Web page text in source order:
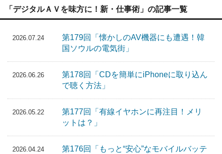
「デジタルＡＶを味方に！新・仕事術」の記事一覧
2026.07.24
第179回「懐かしのAV機器にも遭遇！韓
国ソウルの電気街」
2026.06.26
第178回「CDを簡単にiPhoneに取り込ん
で聴く方法」
2026.05.22
第177回「有線イヤホンに再注目！メリ
ットは？」
2026.04.24
第176回「もっと“安心”なモバイルバッテ